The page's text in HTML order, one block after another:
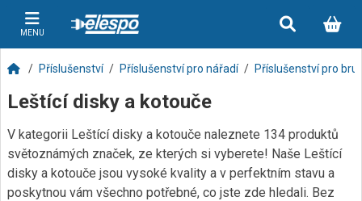
MENU
Příslušenství Příslušenství pro nářadí Příslušenství pro
Leštící disky a kotouče
V kategorii Leštící disky a kotouče naleznete 134 produktů
světoznámých značek, ze kterých si vyberete! Naše Leštící
disky a kotouče jsou vysoké kvality a v perfektním stavu a
poskytnou vám všechno potřebné, co jste zde hledali. Bez